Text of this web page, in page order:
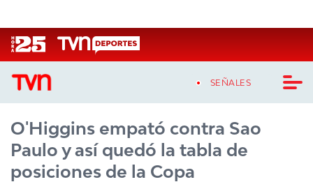
SEÑALES
CASTING MASTERCHEF CHILE
CASTING TVN VERTICAL
O'Higgins empató contra Sao
Paulo y así quedó la tabla de
posiciones de la Copa